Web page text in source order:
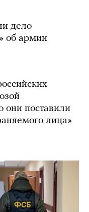
дело
об армии
они поставили
лица»